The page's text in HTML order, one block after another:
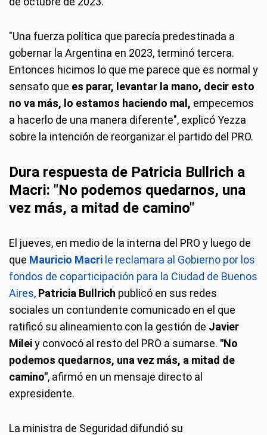
"Una fuerza política que parecía predestinada a
gobernar la Argentina en 2023, terminó tercera.
Entonces hicimos lo que me parece que es normal y
sensato que es parar, levantar la mano, decir esto
no va más, lo estamos haciendo mal, empecemos
a hacerlo de una manera diferente", explicó Yezza
sobre la intención de reorganizar el partido del PRO.
Dura respuesta de Patricia Bullrich a
Macri: "No podemos quedarnos, una
vez más, a mitad de camino"
El jueves, en medio de la interna del PRO y luego de
que Mauricio Macri le reclamara al Gobierno por los
fondos de coparticipación para la Ciudad de Buenos
Aires, Patricia Bullrich publicó en sus redes
sociales un contundente comunicado en el que
ratificó su alineamiento con la gestión de Javier
Mileiy convocó al resto del PRO a sumarse. "No
podemos quedarnos, una vez más, a mitad de
camino", afirmó en un mensaje directo al
expresidente.
La ministra de Seguridad difundió su